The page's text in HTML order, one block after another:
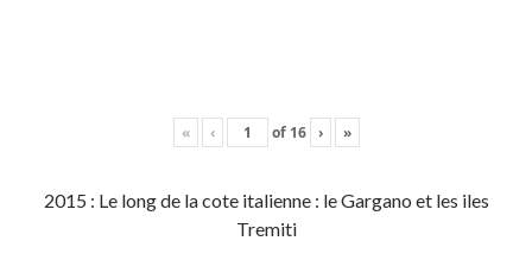
« ‹ of 16 › »
2015 : Le long de la cote italienne : le Gargano et les iles
Tremiti